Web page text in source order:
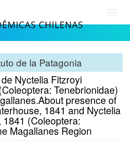
de la Patagonia
Nyctelia Fitzroyi
Tenebrionidae)
presence of
1841 and Nyctelia
(Coleoptera:
Magallanes Region